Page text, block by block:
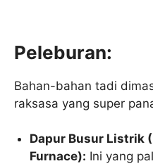
Peleburan:
Bahan-bahan tadi
raksasa yang super
Dapur Busur Listrik
Furnace): Ini yang